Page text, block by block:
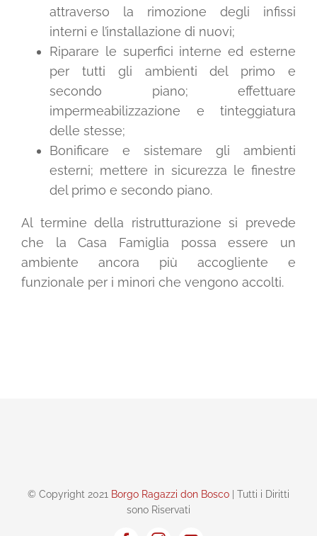
attraverso la rimozione degli infissi
interni e l’installazione di nuovi;
Riparare le superfici interne ed esterne
per tutti gli ambienti del primo e
secondo piano; effettuare
impermeabilizzazione e tinteggiatura
delle stesse;
Bonificare e sistemare gli ambienti
esterni; mettere in sicurezza le finestre
del primo e secondo piano.
Al termine della ristrutturazione si prevede
che la Casa Famiglia possa essere un
ambiente ancora più accogliente e
funzionale per i minori che vengono accolti.
© Copyright 2021 Borgo Ragazzi don Bosco | Tutti i Diritti
sono Riservati